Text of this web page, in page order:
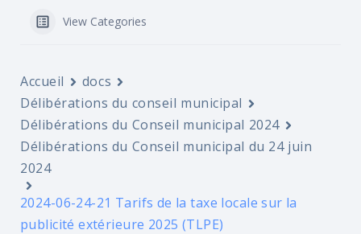
View Categories
Accueil
docs
Délibérations du conseil municipal
Délibérations du Conseil municipal 2024
Délibérations du Conseil municipal du 24 juin
2024
2024-06-24-21 Tarifs de la taxe locale sur la
publicité extérieure 2025 (TLPE)